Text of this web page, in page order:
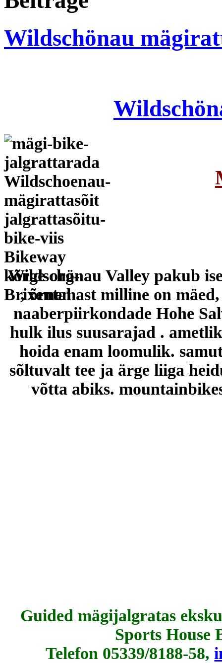
Wildschönau
Wildschönau Valley pakub
, õrnemast milline on
naaberpiirkondade Hohe
hulk ilus suusarajad .
hoida enam loomulik.
sõltuvalt tee ja ärge liiga
võtta abiks.
Guided mägijalgratas
Sports House
Telefon 05339/8188-58,